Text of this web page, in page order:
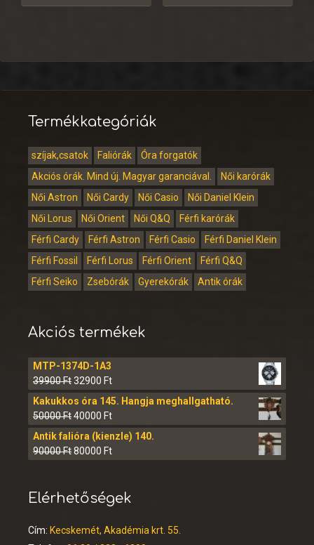
Termékkategóriák
szíjak,csatok Faliórák
Óra forgatók
Akciós órák. Mind új. Magyar garanciával.
Női karórák
Női Astron
Női Cardy Női Casio
Női Daniel Klein
Női Lorus
Női Orient Női Q&Q
Férfi karórák
Férfi Cardy
Férfi Astron Férfi Casio
Férfi Daniel Klein
Férfi Fossil
Férfi Lorus Férfi Orient
Férfi Q&Q
Férfi Seiko
Zsebórák Gyerekórák Antik órák
Akciós termékek
MTP-1374D-1A3
39900Ft32900 Ft
Kakukkos óra 145. Hangja meghallgatható.
50000Ft40000 Ft
Antik falióra (kienzle) 140.
90000Ft80000 Ft
Elérhetőségek
Cím: Kecskemét, Akadémia krt. 55.